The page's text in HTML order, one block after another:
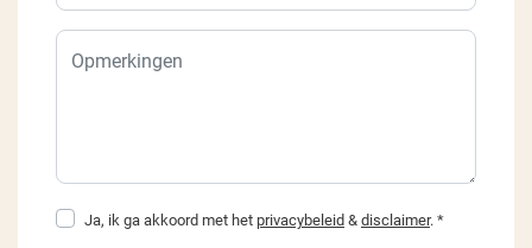
Ja, ik ga akkoord met het privacybeleid&disclaimer. *